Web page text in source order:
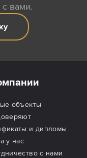
вами.
объекты
и дипломы
у нас
с нами